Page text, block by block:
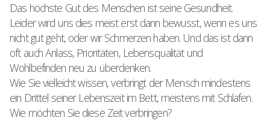
Das höchste Gut des Menschen ist seine Gesundheit.
Leider wird uns dies meist erst dann bewusst, wenn es uns
nicht gut geht, oder wir Schmerzen haben. Und das ist dann
oft auch Anlass, Prioritäten, Lebensqualität und
Wohlbefinden neu zu überdenken.
Wie Sie vielleicht wissen, verbringt der Mensch mindestens
ein Drittel seiner Lebenszeit im Bett, meistens mit Schlafen.
Wie möchten Sie diese Zeit verbringen?